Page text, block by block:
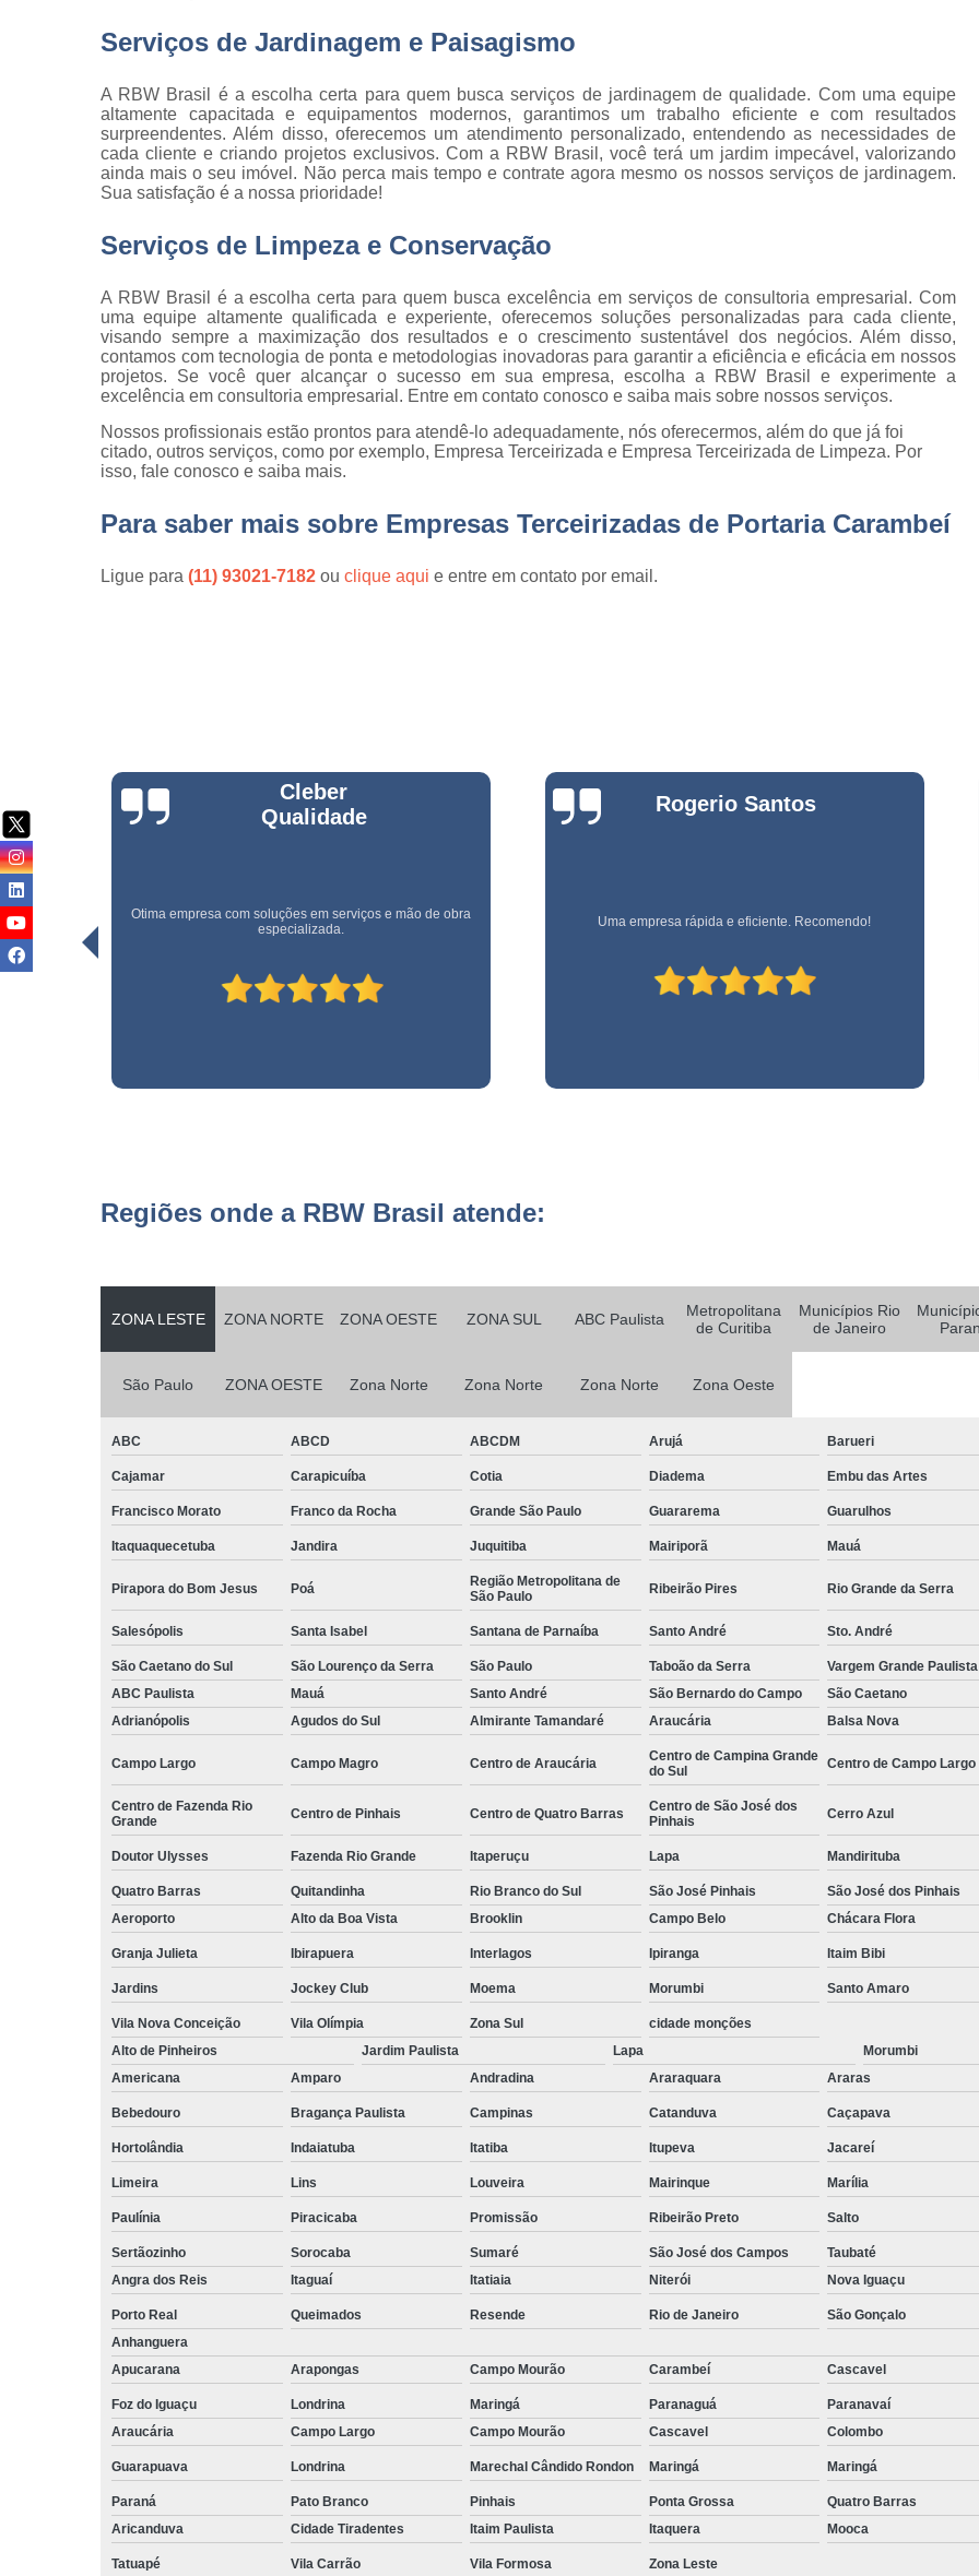
Portaria de
condomínios
Serviço de
almoxarifes
Serviço de
cargas e
descargas
conferentes
copeiras
Serviço de
empilhadeiristas
Serviço de
Serviço de
limpeza pós
Serviço de
movimentação
Serviços de
jardinagem
predial
paisagismo
terceirizados de
ajudante
terceirizados de
Terceirização de
cargas e
descargas
Terceirização de
conferentes
Terceirização de
empilhadeiras
Terceirização de
empilhadeiristas
Terceirização de
facilities
Terceirização de
limpezas
Terceirização de
Terceirização de
serviço
Terceirizações
de mão de obra
Empresa
Empresa de Jardinagem
Empresa de
Empresa
Empresa
Empresa de Jardinagem
Empresa
Empresa de Conservação e
Empresa de Logística
Empresa de
Empresa Monitoramento 24
Empresa de
Empresa
Empresa
Empresa
Empresa Jardinagem e
Empresa
Empresa de
Empresa de
Empresa de
Empresa de
Empresa
Empresa
Empresa
Empresa
Empresa
Empresa
Empresa de
Empresa de Terceirização
Empresa Terceirização
Empresa
Empresa de
Empresa de
Empresa de
Empresa de
Empresa
Empresa de
Serviços de Jardinagem e Paisagismo
A RBW Brasil é a escolha certa para quem busca serviços de jardinagem de qualidade. Com uma equipe
altamente capacitada e equipamentos modernos, garantimos um trabalho eficiente e com resultados
surpreendentes. Além disso, oferecemos um atendimento personalizado, entendendo as necessidades de
cada cliente e criando projetos exclusivos. Com a RBW Brasil, você terá um jardim impecável, valorizando
ainda mais o seu imóvel. Não perca mais tempo e contrate agora mesmo os nossos serviços de jardinagem.
Sua satisfação é a nossa prioridade!
Serviços de Limpeza e Conservação
A RBW Brasil é a escolha certa para quem busca excelência em serviços de consultoria empresarial. Com
uma equipe altamente qualificada e experiente, oferecemos soluções personalizadas para cada cliente,
visando sempre a maximização dos resultados e o crescimento sustentável dos negócios. Além disso,
contamos com tecnologia de ponta e metodologias inovadoras para garantir a eficiência e eficácia em nossos
projetos. Se você quer alcançar o sucesso em sua empresa, escolha a RBW Brasil e experimente a
excelência em consultoria empresarial. Entre em contato conosco e saiba mais sobre nossos serviços.
Nossos profissionais estão prontos para atendê-lo adequadamente, nós oferecermos, além do que já foi
citado, outros serviços, como por exemplo, Empresa Terceirizada e Empresa Terceirizada de Limpeza. Por
isso, fale conosco e saiba mais.
Para saber mais sobre Empresas Terceirizadas de Portaria Carambeí
Ligue para (11) 93021-7182 ou clique aqui e entre em contato por email.
obra
Rogerio Santos
Uma empresa rápida e eficiente. Recomendo!
Bianca
Zanardo
Empresa referência em terceirização de mão de obra!
Regiões onde a RBW Brasil atende:
ZONA LESTE ZONA NORTE ZONA OESTE ZONA SUL ABC Paulista
Metropolitana
de Curitiba
Municípios Rio
de Janeiro
São Paulo ZONA OESTE Zona Norte Zona Norte Zona Norte Zona Oeste
ABC ABCD ABCDM Arujá Barueri
Cajamar Carapicuíba Cotia Diadema Embu das Artes
Francisco Morato Franco da Rocha Grande São Paulo Guararema Guarulhos
Itaquaquecetuba Jandira Juquitiba Mairiporã Mauá
Pirapora do Bom Jesus Poá
Região Metropolitana de
São Paulo
Ribeirão Pires Rio Grande da Serra
Salesópolis Santa Isabel Santana de Parnaíba Santo André Sto. André
São Caetano do Sul São Lourenço da Serra São Paulo Taboão da Serra
Vargem Grande Paulista
ABC Paulista
Mauá Santo André São Bernardo do Campo São Caetano
Adrianópolis
Agudos do Sul Almirante Tamandaré Araucária Balsa Nova
Campo Largo Campo Magro Centro de Araucária
Centro de Campina Grande
do Sul
Centro de Campo Largo
Centro de Fazenda Rio
Grande
Centro de Pinhais Centro de Quatro Barras
Centro de São José dos
Pinhais
Cerro Azul
Doutor Ulysses Fazenda Rio Grande Itaperuçu Lapa Mandirituba
Quatro Barras Quitandinha Rio Branco do Sul São José Pinhais São José dos Pinhais
Aeroporto
Alto da Boa Vista Brooklin Campo Belo Chácara Flora
Granja Julieta Ibirapuera Interlagos Ipiranga Itaim Bibi
Jardins Jockey Club Moema Morumbi Santo Amaro
Vila Nova Conceição Vila Olímpia Zona Sul
cidade monções
Alto de Pinheiros
Jardim Paulista Lapa Morumbi
Americana
Amparo Andradina Araraquara Araras
Bebedouro Bragança Paulista Campinas Catanduva Caçapava
Hortolândia Indaiatuba Itatiba Itupeva Jacareí
Limeira Lins Louveira Mairinque Marília
Paulínia Piracicaba Promissão Ribeirão Preto Salto
Sertãozinho Sorocaba Sumaré São José dos Campos Taubaté
Angra dos Reis
Itaguaí Itatiaia Niterói Nova Iguaçu
Porto Real Queimados Resende Rio de Janeiro São Gonçalo
Anhanguera
Apucarana
Arapongas Campo Mourão Carambeí Cascavel
Foz do Iguaçu Londrina Maringá Paranaguá Paranavaí
Araucária
Campo Largo Campo Mourão Cascavel Colombo
Guarapuava Londrina Marechal Cândido Rondon Maringá Maringá
Paraná Pato Branco Pinhais Ponta Grossa Quatro Barras
Aricanduva
Cidade Tiradentes Itaim Paulista Itaquera Mooca
Tatuapé Vila Carrão Vila Formosa Zona Leste